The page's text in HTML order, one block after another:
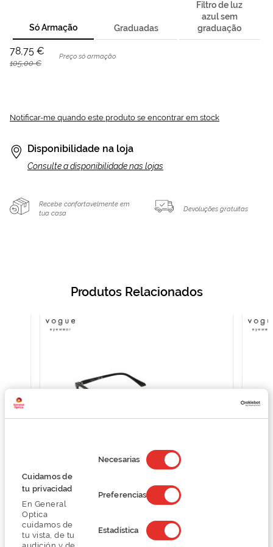
Cuidamos de
tu privacidad
En General
Optica
cuidamos de
tu vista, de tu
de
consentimiento
Necesarias
Preferencias
Estadística
Só Armação
78,75 €
105,00 €
Preço só armação
Graduadas
Filtro de luz
azul sem
graduação
Notificar-me quando este produto se encontrar em stock
Disponibilidade na loja
Consulte a disponibilidade nas lojas
Recebe confortavelmente em
tua casa
Devoluções gratuitas
Produtos Relacionados
Vogue 0VO5378
O preço inclui apenas a armação
93,00 €
124,00 €